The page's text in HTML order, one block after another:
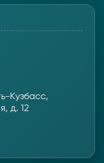
Кузбасс,
д. 12